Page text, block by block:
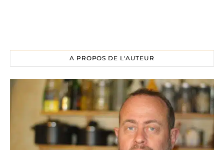
A PROPOS DE L'AUTEUR